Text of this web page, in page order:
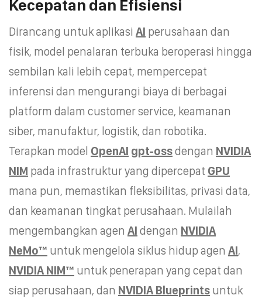
Kecepatan dan Efisiensi
Dirancang untuk aplikasi AI perusahaan dan
fisik, model penalaran terbuka beroperasi hingga
sembilan kali lebih cepat, mempercepat
inferensi dan mengurangi biaya di berbagai
platform dalam customer service, keamanan
siber, manufaktur, logistik, dan robotika.
Terapkan model OpenAI gpt-ossdengan NVIDIA
NIM pada infrastruktur yang dipercepat GPU
mana pun, memastikan fleksibilitas, privasi data,
dan keamanan tingkat perusahaan. Mulailah
mengembangkan agen AI dengan NVIDIA
NeMo™ untuk mengelola siklus hidup agen AI,
NVIDIA NIM™ untuk penerapan yang cepat dan
siap perusahaan, dan NVIDIA Blueprints untuk